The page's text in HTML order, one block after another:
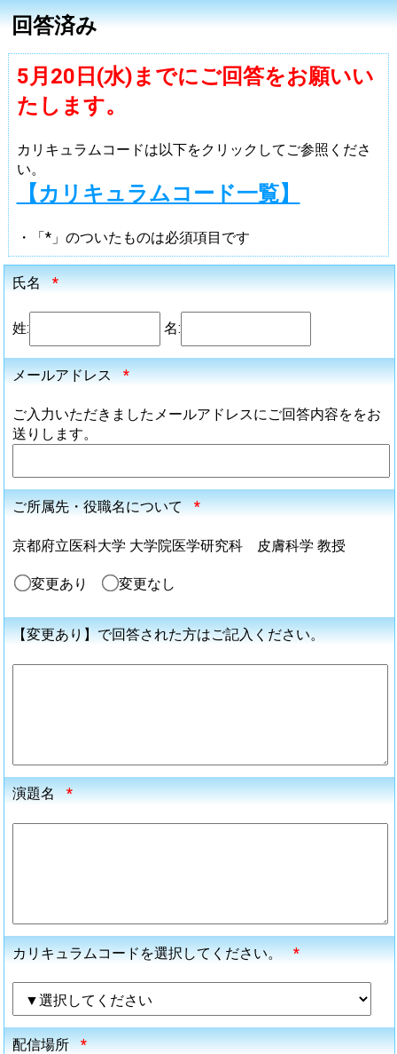
回答済み
5月20日(水)までにご回答をお願いい
たします。
カリキュラムコードは以下をクリックしてご参照くださ
い。
【カリキュラムコード一覧】
・「*」のついたものは必須項目です
氏名 *
姓: 名:
メールアドレス *
ご入力いただきましたメールアドレスにご回答内容ををお
送りします。
ご所属先・役職名について *
京都府立医科大学 大学院医学研究科 皮膚科学 教授
変更あり 変更なし
【変更あり】で回答された方はご記入ください。
演題名 *
カリキュラムコードを選択してください。 *
配信場所 *